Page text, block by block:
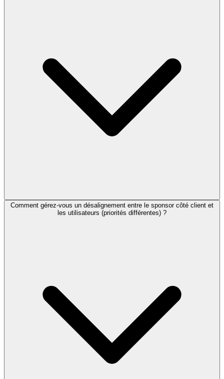
Comment gérez-vous un désalignement entre le sponsor côté client et
les utilisateurs (priorités différentes) ?